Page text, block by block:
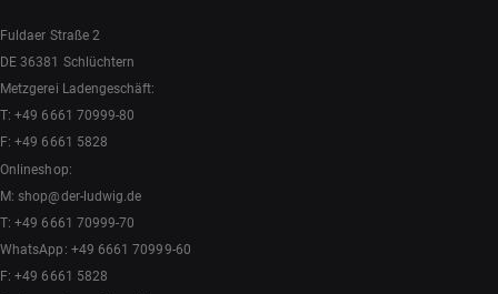
Fuldaer Straße 2
DE 36381 Schlüchtern
Metzgerei Ladengeschäft:
T:+49 6661 70999-80
F: +49 6661 5828
Onlineshop:
M:shop@der-ludwig.de
T:+49 6661 70999-70
WhatsApp: +49 6661 70999-60
F: +49 6661 5828